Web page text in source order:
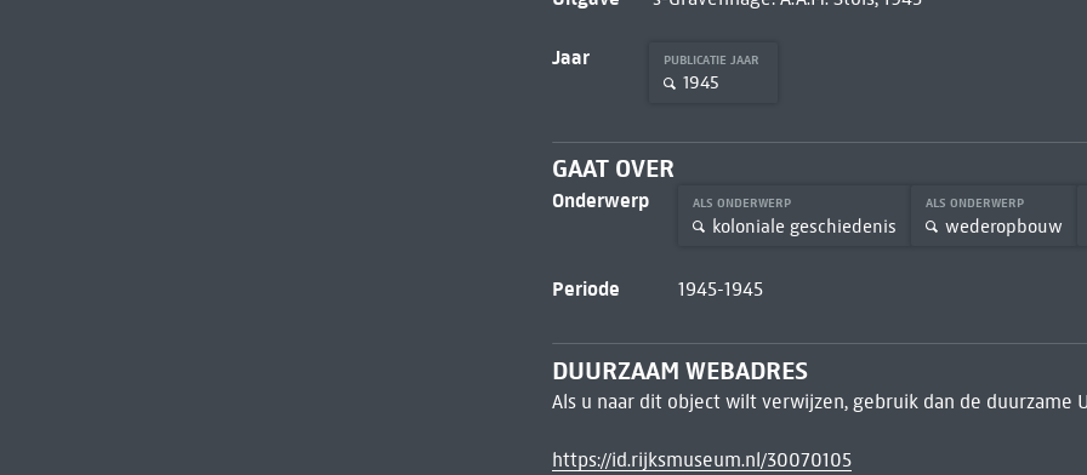
Jaar PUBLICATIE JAAR
1945
GAAT OVER
Onderwerp ALS ONDERWERP
koloniale geschiedenis
ALS ONDERWERP
wederopbouw
Periode 1945-1945
DUURZAAM WEBADRES
Als u naar dit object wilt verwijzen, gebruik dan de duurzame
https://id.rijksmuseum.nl/30070105